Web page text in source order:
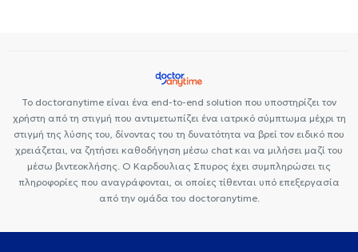
Τεστ επαγγελματικού προσανατολισμού
Το doctoranytime είναι ένα end-to-end solution που υποστηρίζει τον
χρήστη από τη στιγμή που αντιμετωπίζει ένα ιατρικό σύμπτωμα μέχρι τη
στιγμή της λύσης του, δίνοντας του τη δυνατότητα να βρεί τον ειδικό που
χρειάζεται, να ζητήσει καθοδήγηση μέσω chat και να μιλήσει μαζί του
μέσω βιντεοκλήσης. Ο Καρδουλιας Σπυρος έχει συμπληρώσει τις
πληροφορίες που αναγράφονται, οι οποίες τίθενται υπό επεξεργασία
από την ομάδα του doctoranytime.